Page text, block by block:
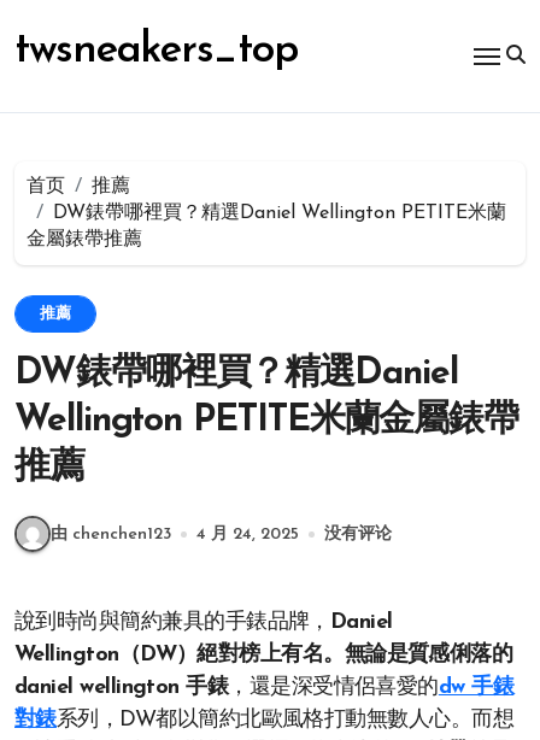
容
twsneakers_top
首页
推薦
DW錶帶哪裡買？精選Daniel Wellington PETITE米蘭
金屬錶帶推薦
推薦
DW錶帶哪裡買？精選Daniel
Wellington PETITE米蘭金屬錶帶
推薦
由 chenchen123 4 月 24, 2025 没有评论
說到時尚與簡約兼具的手錶品牌， Daniel
Wellington（DW）絕對榜上有名。無論是質感俐落的
daniel wellington 手錶，還是深受情侶喜愛的dw 手錶
對錶系列，DW都以簡約北歐風格打動無數人心。而想